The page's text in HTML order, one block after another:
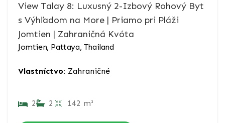
View Talay 8: Luxusný 2-Izbový Rohový Byt
s Výhľadom na More | Priamo pri Pláži
Jomtien | Zahraničná Kvóta
Jomtien, Pattaya, Thailand
Vlastníctvo: Zahraničné
2 2 142 m²